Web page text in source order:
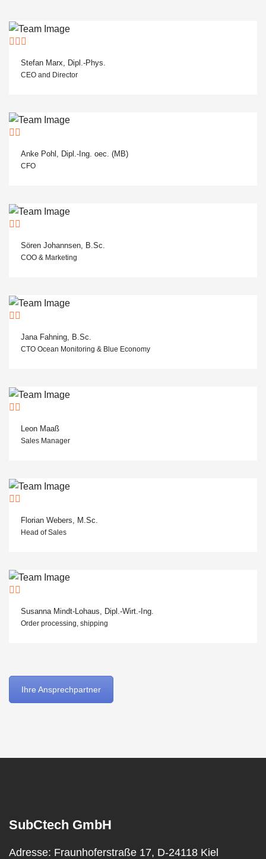
Stefan Marx, Dipl.-Phys.
CEO and Director
Anke Pohl, Dipl.-Ing. oec. (MB)
CFO
Sören Johannsen, B.Sc.
COO & Marketing
Jana Fahning, B.Sc.
CTO Ocean Monitoring & Blue Economy
Leon Maaß
Sales Manager
Florian Webers, M.Sc.
Head of Sales
Susanna Mindt-Lohaus, Dipl.-Wirt.-Ing.
Order processing, shipping
Ihre Ansprechpartner
SubCtech GmbH
Adresse: Fraunhoferstraße 17, D-24118 Kiel